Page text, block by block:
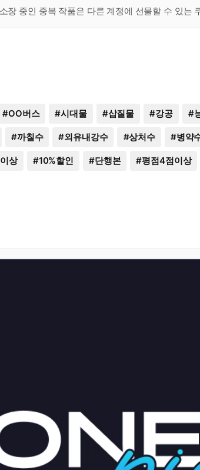
장 중인 중복 작품은 다른 계정에 선물할 수 있는
#OO버스 #시대물 #삽질물 #강공 #
#까칠수 #외유내강수 #상처수 #병약
상 #10%할인 #단행본 #평점4점이상